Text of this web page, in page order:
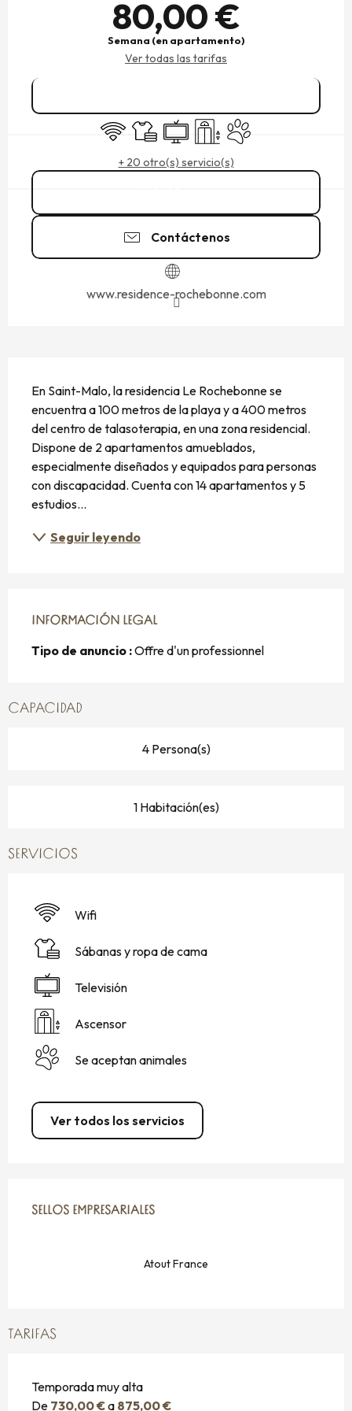
80,00 €
Semana (en apartamento)
Ver todas las tarifas
Wifi
Sábanas y ropa de cama
TelevisiónAscensorSe aceptan animales
+ 20 otro(s) servicio(s)
Contáctenos
www.residence-rochebonne.com
En Saint-Malo, la residencia Le Rochebonne se
encuentra a 100 metros de la playa y a 400 metros
del centro de talasoterapia, en una zona residencial.
Dispone de 2 apartamentos amueblados,
especialmente diseñados y equipados para personas
con discapacidad. Cuenta con 14 apartamentos y 5
estudios...
Seguir leyendo
INFORMACIÓN LEGAL
INFORMACIÓN LEGAL
Tipo de anuncio :Offre d'un professionnel
CAPACIDAD
4 Persona(s)
1 Habitación(es)
SERVICIOS
Wifi
Sábanas y ropa de cama
Televisión
Ascensor
Se aceptan animales
Ver todos los servicios
SELLOS EMPRESARIALES
SELLOS EMPRESARIALES
Atout France
TARIFAS
Temporada muy alta
De 730,00 €a 875,00 €